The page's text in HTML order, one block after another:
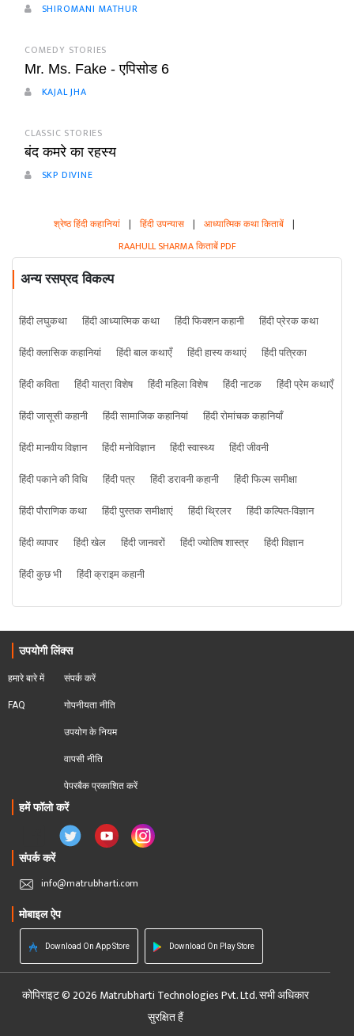
SHIROMANI MATHUR
COMEDY STORIES
Mr. Ms. Fake - एपिसोड 6
KAJAL JHA
CLASSIC STORIES
बंद कमरे का रहस्य
SKP DIVINE
श्रेष्ठ हिंदी कहानियां | हिंदी उपन्यास | आध्यात्मिक कथा किताबें |
RAAHULL SHARMA किताबें PDF
अन्य रसप्रद विकल्प
हिंदी लघुकथा हिंदी आध्यात्मिक कथा हिंदी फिक्शन कहानी
हिंदी प्रेरक कथा
हिंदी क्लासिक कहानियां
हिंदी बाल कथाएँ हिंदी हास्य कथाएं
हिंदी पत्रिका
हिंदी कविता
हिंदी यात्रा विशेष हिंदी महिला विशेष हिंदी नाटक
हिंदी प्रेम कथाएँ
हिंदी जासूसी कहानी
हिंदी सामाजिक कहानियां
हिंदी रोमांचक कहानियाँ
हिंदी मानवीय विज्ञान
हिंदी मनोविज्ञान हिंदी स्वास्थ्य
हिंदी जीवनी
हिंदी पकाने की विधि
हिंदी पत्र हिंदी डरावनी कहानी
हिंदी फिल्म समीक्षा
हिंदी पौराणिक कथा
हिंदी पुस्तक समीक्षाएं हिंदी थ्रिलर
हिंदी कल्पित-विज्ञान
हिंदी व्यापार
हिंदी खेल हिंदी जानवरों हिंदी ज्योतिष शास्त्र
हिंदी विज्ञान
हिंदी कुछ भी
हिंदी क्राइम कहानी
उपयोगी लिंक्स
हमारे बारे में
FAQ
संपर्क करें
गोपनीयता नीति
उपयोग के नियम
वापसी नीति
पेपरबैक प्रकाशित करें
हमें फॉलो करें
संपर्क करें
info@matrubharti.com
मोबाइल ऐप
Download On App Store Download On Play Store
कोपिराइट © 2026 Matrubharti Technologies Pvt. Ltd. सभी अधिकार
सुरक्षित हैं